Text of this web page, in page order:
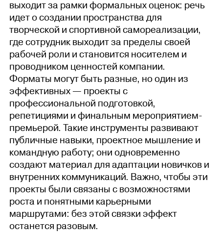
выходит за рамки формальных оценок: речь
идет о создании пространства для
творческой и спортивной самореализации,
где сотрудник выходит за пределы своей
рабочей роли и становится носителем и
проводником ценностей компании.
Форматы могут быть разные, но один из
эффективных — проекты с
профессиональной подготовкой,
репетициями и финальным мероприятием-
премьерой. Такие инструменты развивают
публичные навыки, проектное мышление и
командную работу; они одновременно
создают материал для адаптации новичков и
внутренних коммуникаций. Важно, чтобы эти
проекты были связаны с возможностями
роста и понятными карьерными
маршрутами: без этой связки эффект
останется разовым.